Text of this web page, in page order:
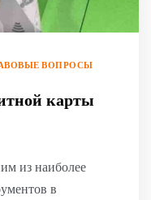
ВОПРОСЫ
карты
из наиболее
в